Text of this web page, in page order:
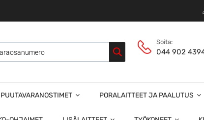
Soita:
044 902
PUUTAVARANOSTIMET PORALAITTEET JA PAALUTUS